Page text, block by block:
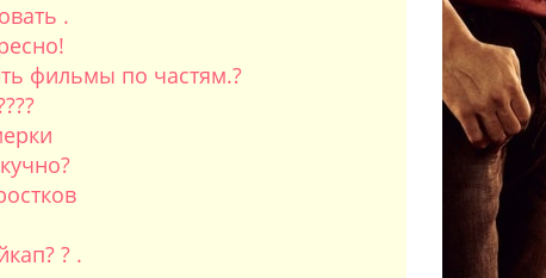
.
фильмы по частям.?
? .